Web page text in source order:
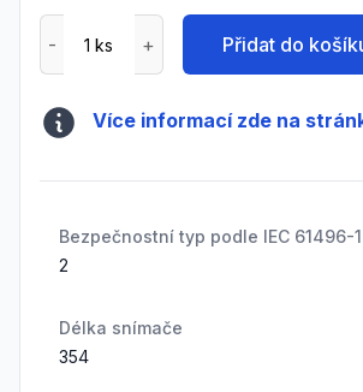
Přidat do
Více informací zde na
Bezpečnostní typ podle IEC 61496-1
2
Délka snímače
354